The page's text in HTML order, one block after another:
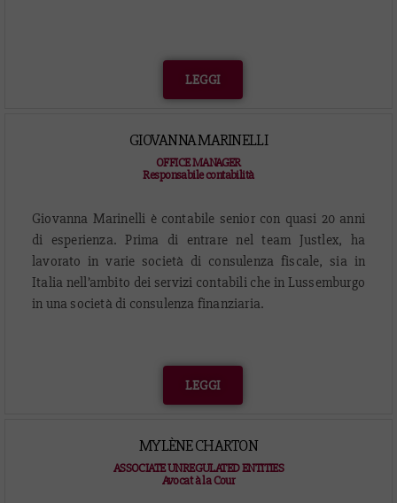
LEGGI
GIOVANNA MARINELLI
OFFICE MANAGER
Responsabile contabilità
Giovanna Marinelli è contabile senior con quasi 20 anni
di esperienza. Prima di entrare nel team Justlex, ha
lavorato in varie società di consulenza fiscale, sia in
Italia nell’ambito dei servizi contabili che in Lussemburgo
in una società di consulenza finanziaria.
LEGGI
MYLÈNE CHARTON
ASSOCIATE UNREGULATED ENTITIES
Avocat à la Cour